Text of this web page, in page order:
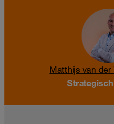
Matthijs van der